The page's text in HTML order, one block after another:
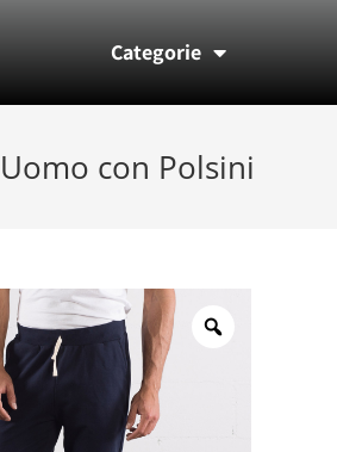
Categorie
con Polsini